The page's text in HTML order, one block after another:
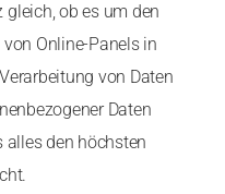
gleich, ob es um den
Online-Panels in
von Daten
Daten
alles den höchsten